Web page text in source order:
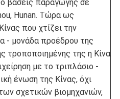
βάσεις παραγωγής σε
Hunan. Τώρα ως
που χτίζει την
- μονάδα προέδρου της
τροποποιημένης της η Κίνα
με το τριπλάσιο -
ένωση της Κίνας, όχι
σχετικών βιομηχανιών,